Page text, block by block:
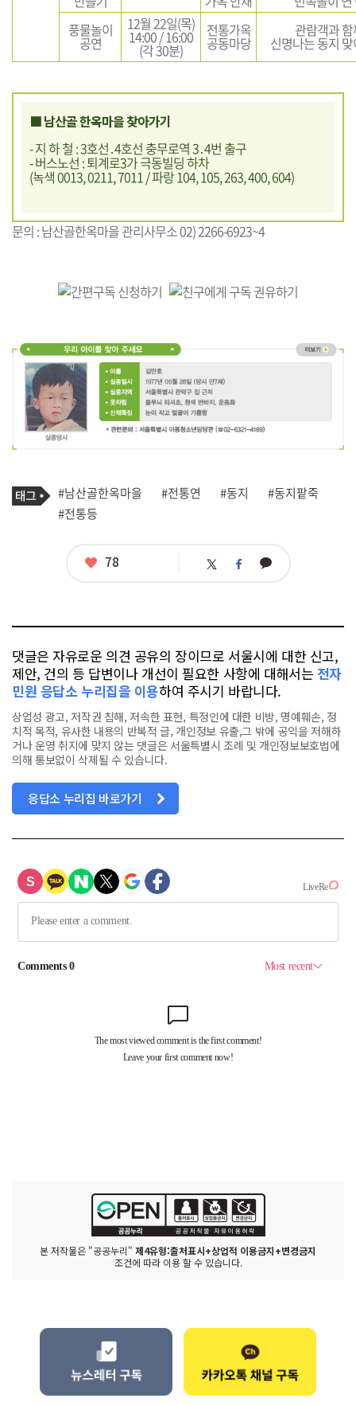
풍물놀이
공연
12월 22일(목)
14:00 / 16:00
(각 30분)
전통가옥
공동마당
관람객과
신명나는 동지
■ 남산골 한옥마을 찾아가기
- 지 하 철 : 3호선․4호선 충무로역 3․4번 출구
- 버스노선 : 퇴계로3가 극동빌딩 하차
(녹색 0013, 0211, 7011 / 파랑 104, 105, 263, 400, 604)
문의 : 남산골한옥마을 관리사무소 02) 2266-6923~4
기
사
관
련
태
그
#남산골한옥마을 #전통연 #동지
#동지팥죽
#전통등
좋
78 트 페 카
댓글은 자유로운 의견 공유의 장이므로 서울시에 대한 신고,
제안, 건의 등 답변이나 개선이 필요한 사항에 대해서는 전자
민원 응답소 누리집을 이용하여 주시기 바랍니다.
상업성 광고, 저작권 침해, 저속한 표현, 특정인에 대한 비방, 명예훼손, 정
치적 목적, 유사한 내용의 반복적 글, 개인정보 유출,그 밖에 공익을 저해하
거나 운영 취지에 맞지 않는 댓글은 서울특별시 조례 및 개인정보보호법에
의해 통보없이 삭제될 수 있습니다.
응답소 누리집 바로가기
본 저작물은 "공공누리" 제4유형:출처표시+상업적 이용금지+변경금지
조건에 따라 이용 할 수 있습니다.